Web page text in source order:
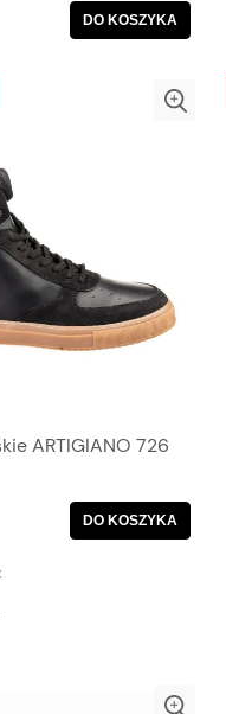
DO KOSZYKA
ARTIGIANO 726
DO KOSZYKA